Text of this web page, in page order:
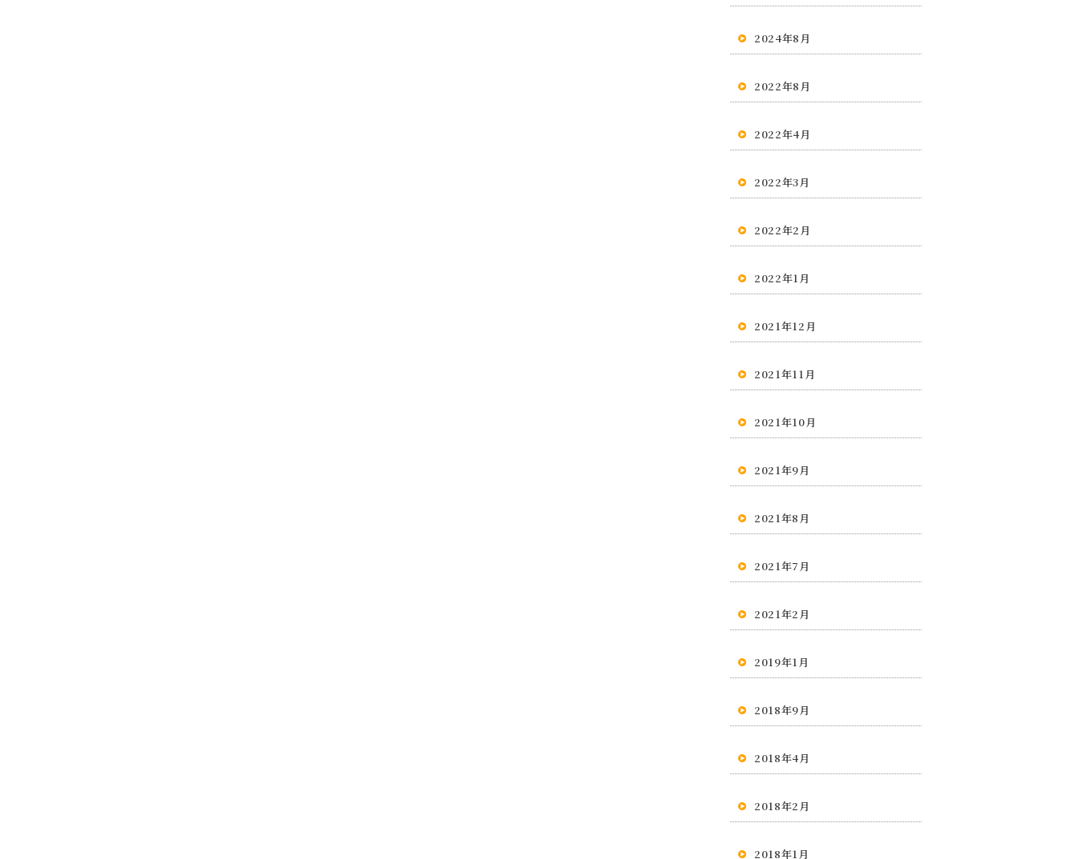
2024年8月
2022年8月
2022年4月
2022年3月
2022年2月
2022年1月
2021年12月
2021年11月
2021年10月
2021年9月
2021年8月
2021年7月
2021年2月
2019年1月
2018年9月
2018年4月
2018年2月
2018年1月